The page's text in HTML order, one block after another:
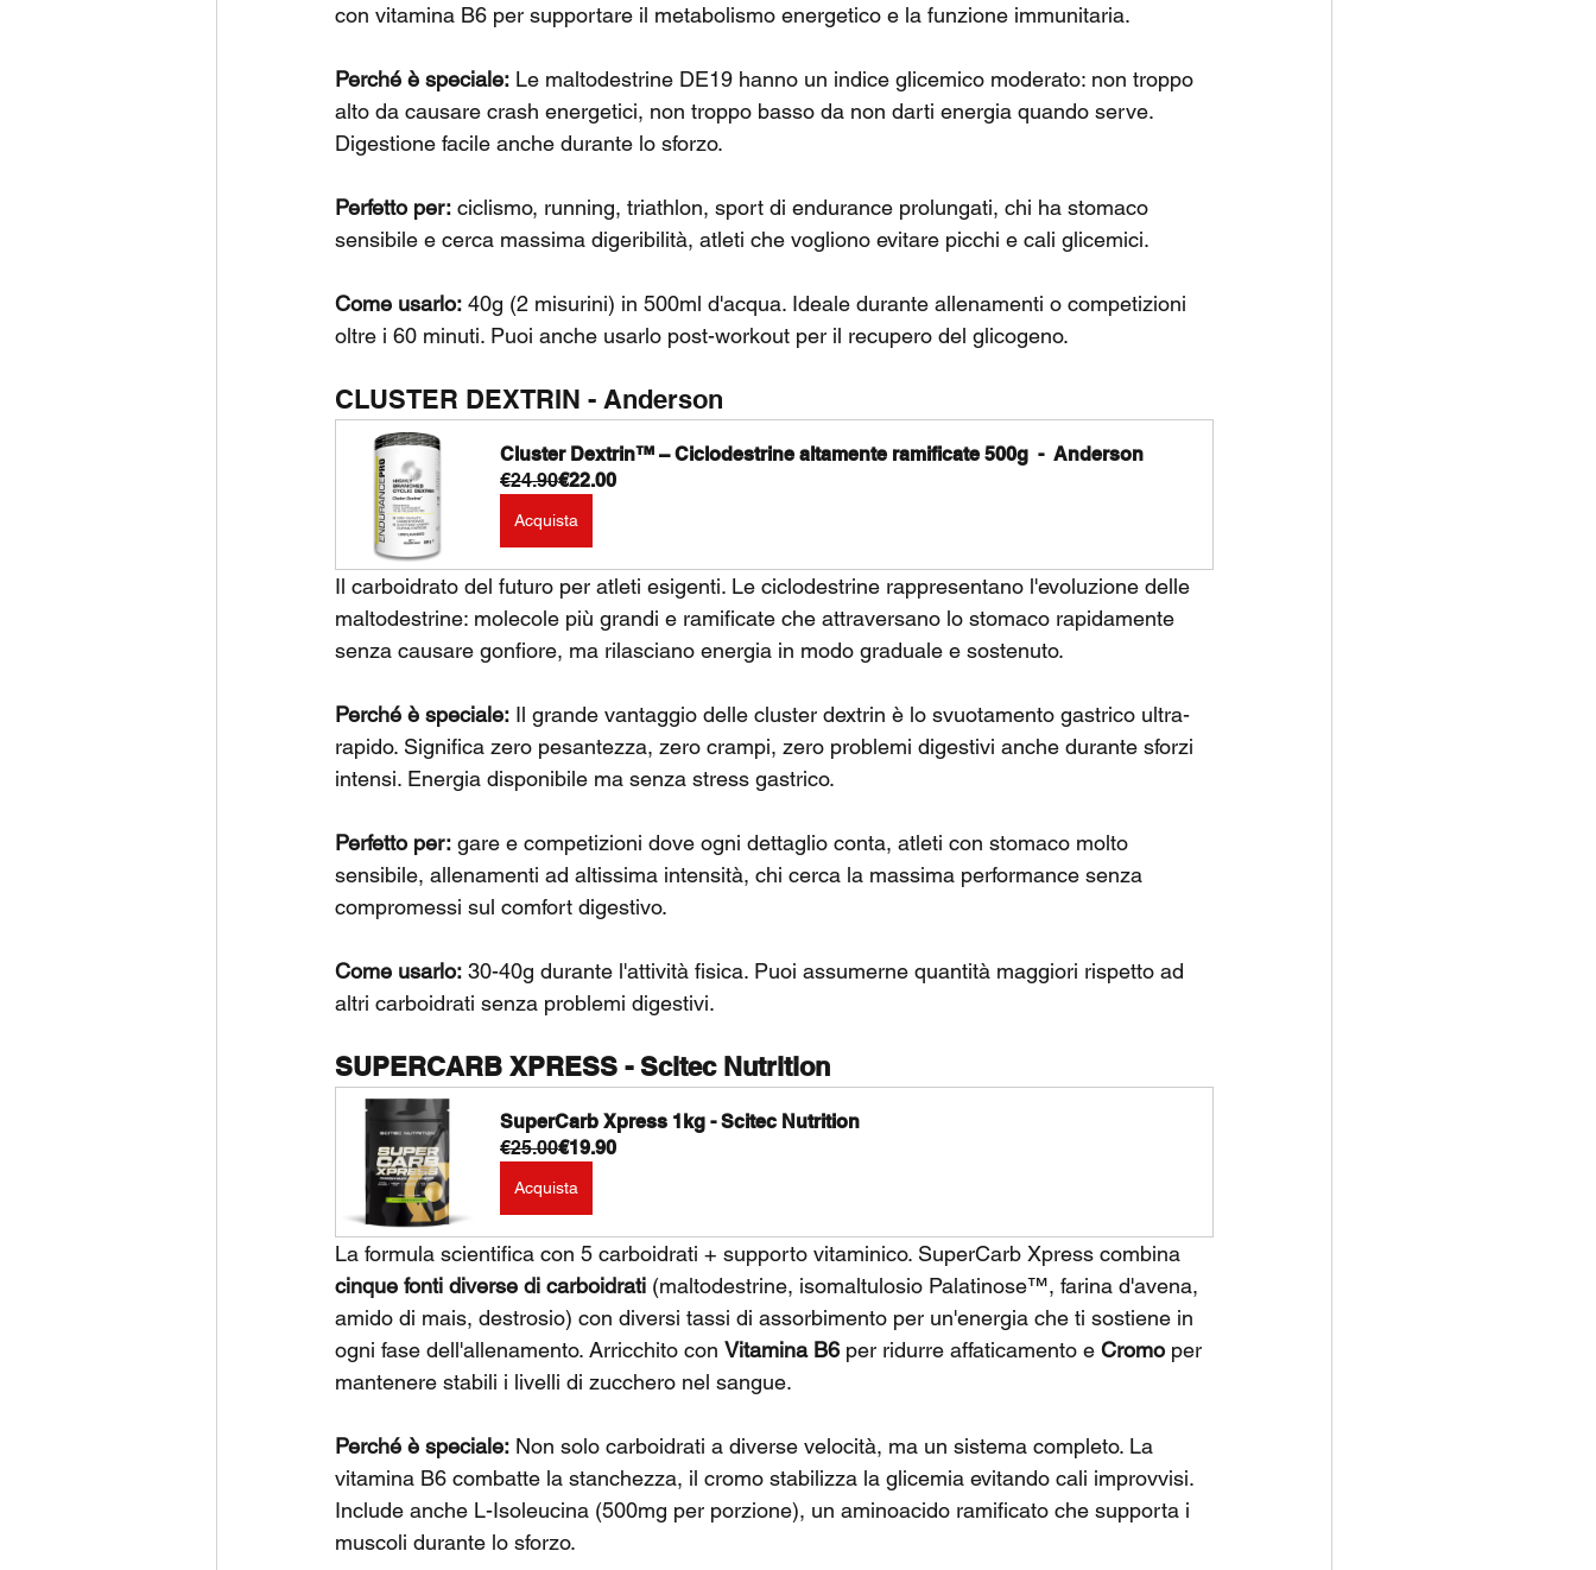
con vitamina B6 per supportare il metabolismo energetico e la funzione immunitaria.
Perché è speciale: Le maltodestrine DE19 hanno un indice glicemico moderato: non troppo
alto da causare crash energetici, non troppo basso da non darti energia quando serve.
Digestione facile anche durante lo sforzo.
Perfetto per: ciclismo, running, triathlon, sport di endurance prolungati, chi ha stomaco
sensibile e cerca massima digeribilità, atleti che vogliono evitare picchi e cali glicemici.
Come usarlo: 40g (2 misurini) in 500ml d'acqua. Ideale durante allenamenti o competizioni
oltre i 60 minuti. Puoi anche usarlo post-workout per il recupero del glicogeno.
CLUSTER DEXTRIN - Anderson
Cluster Dextrin™ – Ciclodestrine altamente ramificate 500g  -  Anderson
€24.90€22.00
Acquista
Il carboidrato del futuro per atleti esigenti. Le ciclodestrine rappresentano l'evoluzione delle
maltodestrine: molecole più grandi e ramificate che attraversano lo stomaco rapidamente
senza causare gonfiore, ma rilasciano energia in modo graduale e sostenuto.
Perché è speciale: Il grande vantaggio delle cluster dextrin è lo svuotamento gastrico ultra-
rapido. Significa zero pesantezza, zero crampi, zero problemi digestivi anche durante sforzi
intensi. Energia disponibile ma senza stress gastrico.
Perfetto per: gare e competizioni dove ogni dettaglio conta, atleti con stomaco molto
sensibile, allenamenti ad altissima intensità, chi cerca la massima performance senza
compromessi sul comfort digestivo.
Come usarlo: 30-40g durante l'attività fisica. Puoi assumerne quantità maggiori rispetto ad
altri carboidrati senza problemi digestivi.
SUPERCARB XPRESS - Scitec Nutrition
SuperCarb Xpress 1kg - Scitec Nutrition
€25.00€19.90
Acquista
La formula scientifica con 5 carboidrati + supporto vitaminico. SuperCarb Xpress combina
cinque fonti diverse di carboidrati (maltodestrine, isomaltulosio Palatinose™, farina d'avena,
amido di mais, destrosio) con diversi tassi di assorbimento per un'energia che ti sostiene in
ogni fase dell'allenamento. Arricchito con Vitamina B6 per ridurre affaticamento e Cromo per
mantenere stabili i livelli di zucchero nel sangue.
Perché è speciale: Non solo carboidrati a diverse velocità, ma un sistema completo. La
vitamina B6 combatte la stanchezza, il cromo stabilizza la glicemia evitando cali improvvisi.
Include anche L-Isoleucina (500mg per porzione), un aminoacido ramificato che supporta i
muscoli durante lo sforzo.